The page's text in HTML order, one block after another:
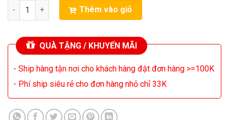
Tụ Amply JCCON 10000uF/80V Với Kích Thước 6 X 3.5 Chất
Thêm vào giỏ
QUÀ TẶNG / KHUYẾN MÃI
- Ship hàng tận nơi cho khách hàng đặt đơn hàng >=100K
- Phí ship siêu rẻ cho đơn hàng nhỏ chỉ 33K